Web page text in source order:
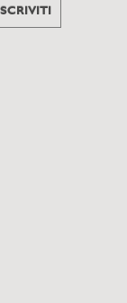
ISCRIVITI